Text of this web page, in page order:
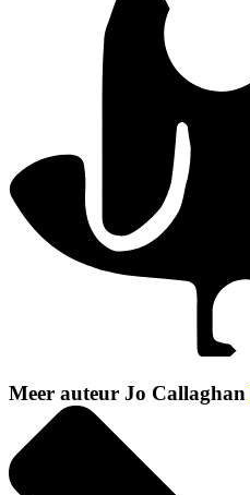
Meer auteur Jo Callaghan